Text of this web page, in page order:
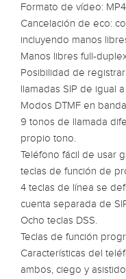
Formato de vídeo:
Cancelación de eco:
incluyendo manos
Manos libres full-
Posibilidad de
llamadas SIP de igual
Modos DTMF en
9 tonos de llamada
propio tono.
Teléfono fácil de usar
teclas de función de
4 teclas de línea se
cuenta separada de
Ocho teclas DSS.
Teclas de función
Características del
ambos, ciego y